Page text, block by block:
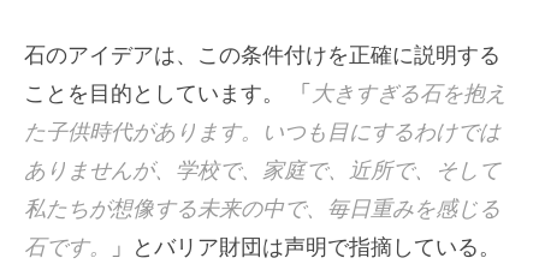
石のアイデアは、この条件付けを正確に説明する
ことを目的としています。 「大きすぎる石を抱え
た子供時代があります。いつも目にするわけでは
ありませんが、学校で、家庭で、近所で、そして
私たちが想像する未来の中で、毎日重みを感じる
石です。
」とバリア財団は声明で指摘している。